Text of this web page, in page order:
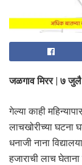
जळगाव मिरर | ७
गेल्या काही
लाचखोरीच्या घटना
धनाजी नाना
हजाराची लाच